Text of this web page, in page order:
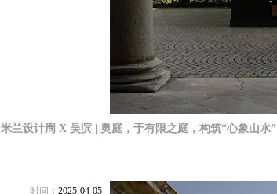
米兰设计周 X 吴滨 | 奥庭，于有限之庭，构筑“心象山水”
时间： 2025-04-05